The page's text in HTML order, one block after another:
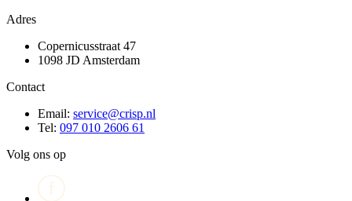
Adres
Copernicusstraat 47
1098 JD Amsterdam
Contact
Email: service@crisp.nl
Tel: 097 010 2606 61
Volg ons op